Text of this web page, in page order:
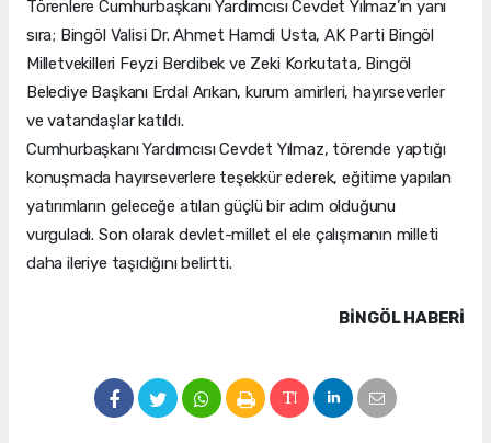
Törenlere Cumhurbaşkanı Yardımcısı Cevdet Yılmaz’ın yanı
sıra; Bingöl Valisi Dr. Ahmet Hamdi Usta, AK Parti Bingöl
Milletvekilleri Feyzi Berdibek ve Zeki Korkutata, Bingöl
Belediye Başkanı Erdal Arıkan, kurum amirleri, hayırseverler
ve vatandaşlar katıldı.
Cumhurbaşkanı Yardımcısı Cevdet Yılmaz, törende yaptığı
konuşmada hayırseverlere teşekkür ederek, eğitime yapılan
yatırımların geleceğe atılan güçlü bir adım olduğunu
vurguladı. Son olarak devlet-millet el ele çalışmanın milleti
daha ileriye taşıdığını belirtti.
BINGÖL HABERİ